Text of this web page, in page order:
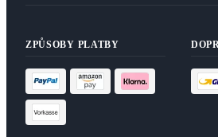
ZPŮSOBY PLATBY